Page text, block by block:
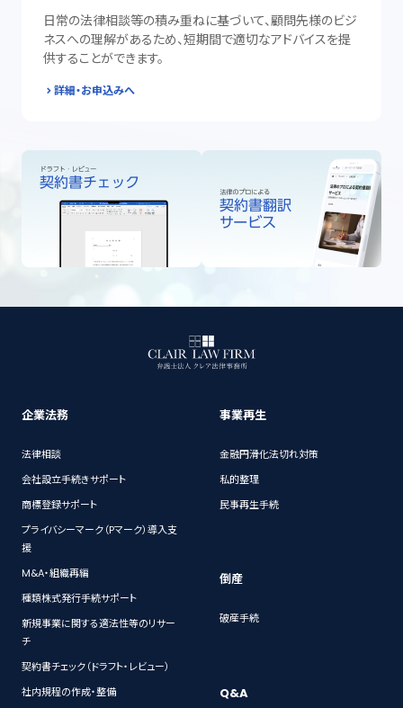
日常の法律相談等の積み重ねに基づいて、顧問先様のビジ
ネスへの理解があるため、短期間で適切なアドバイスを提
供することができます。
詳細・お申込みへ
企業法務
法律相談
会社設立手続きサポート
商標登録サポート
プライバシーマーク（Pマーク）導入支
援
M&A・組織再編
種類株式発行手続サポート
新規事業に関する適法性等のリサー
チ
契約書チェック（ドラフト・レビュー）
社内規程の作成・整備
事業再生
金融円滑化法切れ対策
私的整理
民事再生手続
倒産
破産手続
Q&A